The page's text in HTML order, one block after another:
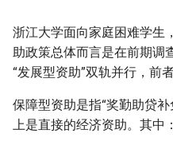
化
搜
索
引
重要提示
前言
从零开始激活通行证
校园地图
浙大文化
校区院系
线上准备
物品准备
入校交通
组织架构
军训活动
入党专题
培养方案
课程考核
专业确认
选课规则
选课操作
选课技巧
资助政策宣传
家庭情况调查
资助对象认定与复核
寝室园区
收寄服务
网络服务
丹阳青溪学园
紫云碧峰学园
蓝田学园
常用信息
校园生活
学习
报到
证卡办理与使用
生活
CC98论坛经验精华贴遴选
浙江大学面向家庭困难学生
助政策总体而言是在前期调
“发展型资助”双轨并行，前
保障型资助是指“奖勤助贷
上是直接的经济资助。其中：